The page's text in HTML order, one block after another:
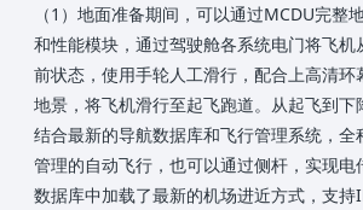
（1）地面准备期间，可以通过MCDU完整
和性能模块，通过驾驶舱各系统电门将飞机
前状态，使用手轮人工滑行，配合上高清环
地景，将飞机滑行至起飞跑道。从起飞到下
结合最新的导航数据库和飞行管理系统，全
管理的自动飞行，也可以通过侧杆，实现电
数据库中加载了最新的机场进近方式，支持